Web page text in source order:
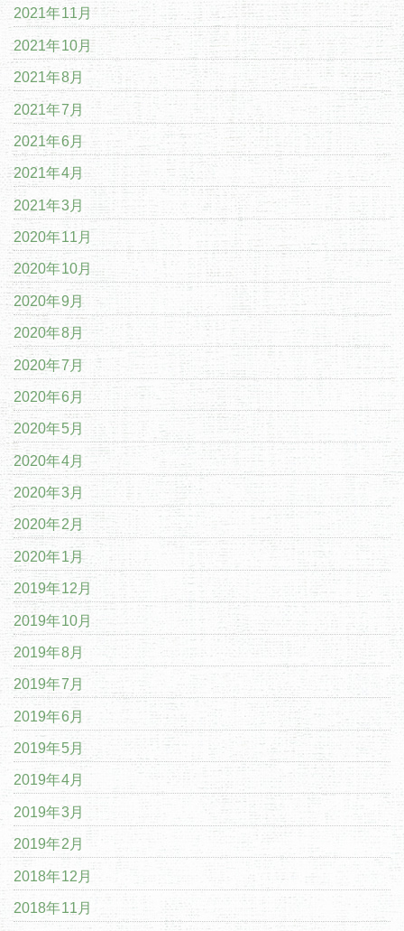
2021年11月
2021年10月
2021年8月
2021年7月
2021年6月
2021年4月
2021年3月
2020年11月
2020年10月
2020年9月
2020年8月
2020年7月
2020年6月
2020年5月
2020年4月
2020年3月
2020年2月
2020年1月
2019年12月
2019年10月
2019年8月
2019年7月
2019年6月
2019年5月
2019年4月
2019年3月
2019年2月
2018年12月
2018年11月